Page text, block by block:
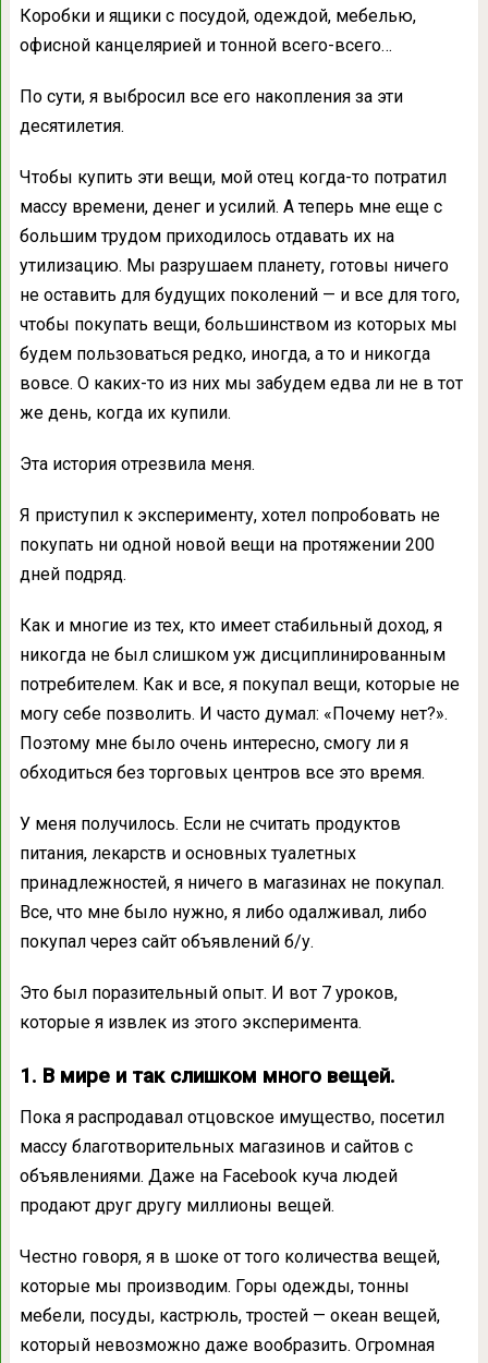
Коробки и ящики с посудой, одеждой, мебелью,
офисной канцелярией и тонной всего-всего…
По сути, я выбросил все его накопления за эти
десятилетия.
Чтобы купить эти вещи, мой отец когда-то потратил
массу времени, денег и усилий. А теперь мне еще с
большим трудом приходилось отдавать их на
утилизацию. Мы разрушаем планету, готовы ничего
не оставить для будущих поколений — и все для того,
чтобы покупать вещи, большинством из которых мы
будем пользоваться редко, иногда, а то и никогда
вовсе. О каких-то из них мы забудем едва ли не в тот
же день, когда их купили.
Эта история отрезвила меня.
Я приступил к эксперименту, хотел попробовать не
покупать ни одной новой вещи на протяжении 200
дней подряд.
Как и многие из тех, кто имеет стабильный доход, я
никогда не был слишком уж дисциплинированным
потребителем. Как и все, я покупал вещи, которые не
могу себе позволить. И часто думал: «Почему нет?».
Поэтому мне было очень интересно, смогу ли я
обходиться без торговых центров все это время.
У меня получилось. Если не считать продуктов
питания, лекарств и основных туалетных
принадлежностей, я ничего в магазинах не покупал.
Все, что мне было нужно, я либо одалживал, либо
покупал через сайт объявлений б/у.
Это был поразительный опыт. И вот 7 уроков,
которые я извлек из этого эксперимента.
1. В мире и так слишком много вещей.
Пока я распродавал отцовское имущество, посетил
массу благотворительных магазинов и сайтов с
объявлениями. Даже на Facebook куча людей
продают друг другу миллионы вещей.
Честно говоря, я в шоке от того количества вещей,
которые мы производим. Горы одежды, тонны
мебели, посуды, кастрюль, тростей — океан вещей,
который невозможно даже вообразить. Огромная